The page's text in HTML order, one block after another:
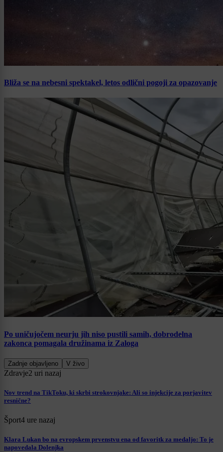
Bliža se na nebesni spektakel, letos odlični pogoji za opazovanje
Po uničujočem neurju jih niso pustili samih, dobrodelna
zakonca pomagala družinama iz Zaloga
Zadnje objavljeno V živo
Zdravje2 uri nazaj
Nov trend na TikToku, ki skrbi strokovnjake: Ali so injekcije za porjavitev
resnične?
Šport4 ure nazaj
Klara Lukan bo na evropskem prvenstvu ena od favoritk za medaljo: To je
napovedala Dolenjka